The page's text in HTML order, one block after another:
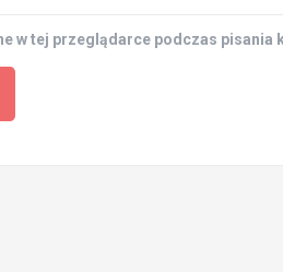
w tej przeglądarce podczas pisania